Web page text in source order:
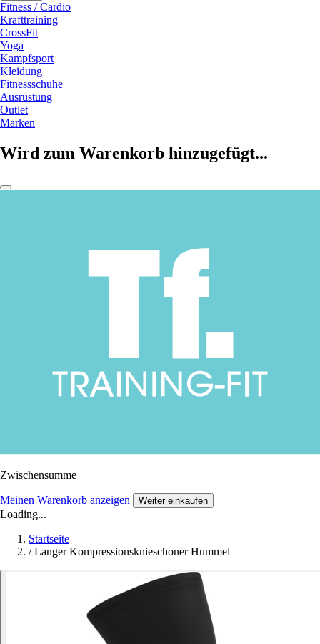
Fitness / Cardio
Krafttraining
CrossFit
Yoga
Kampfsport
Kleidung
Fitnessschuhe
Ausrüstung
Outlet
Marken
Wird zum Warenkorb hinzugefügt...
Zwischensumme
Meinen Warenkorb anzeigen Weiter einkaufen
Loading...
Startseite
/ Langer Kompressionsknieschoner Hummel